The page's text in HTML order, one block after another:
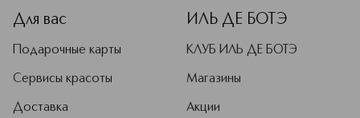
Для вас
Подарочные карты
Сервисы красоты
Доставка
ИЛЬ ДЕ БОТЭ
КЛУБ ИЛЬ ДЕ БОТЭ
Магазины
Акции